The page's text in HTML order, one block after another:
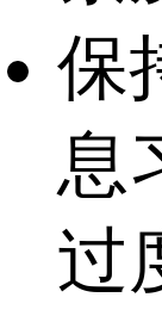
保
息
过